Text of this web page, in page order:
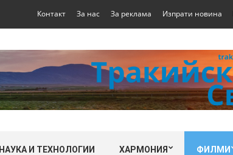
Контакт За нас За реклама Изпрати новина
НАУКА И ТЕХНОЛОГИИ ХАРМОНИЯ ФИЛМИ